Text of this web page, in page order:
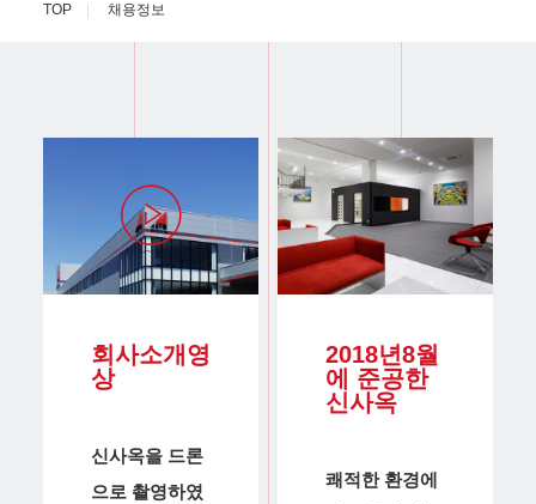
TOP 채용정보
회사소개영
상
신사옥을 드론
으로 촬영하였
2018년8월
에 준공한
신사옥
쾌적한 환경에